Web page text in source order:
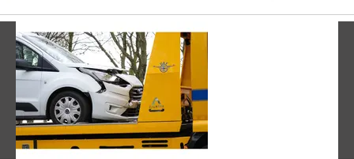
Vorige